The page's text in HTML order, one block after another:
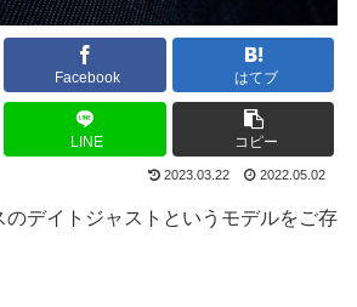
Facebook はてブ
LINE コピー
2023.03.22 2022.05.02
のデイトジャストというモデルをご存